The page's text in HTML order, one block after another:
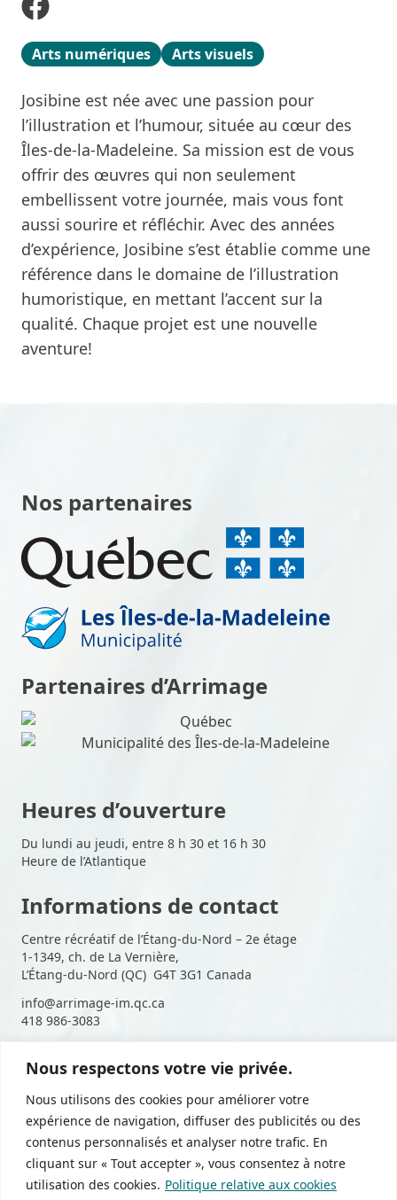
Nous respectons votre vie privée.
Nous utilisons des cookies pour améliorer votre
expérience de navigation, diffuser des publicités ou des
contenus personnalisés et analyser notre trafic. En
cliquant sur « Tout accepter », vous consentez à notre
utilisation des cookies. Politique relative aux cookies
Arts numériques Arts visuels
Josibine est née avec une passion pour
l’illustration et l’humour, située au cœur des
Îles-de-la-Madeleine. Sa mission est de vous
offrir des œuvres qui non seulement
embellissent votre journée, mais vous font
aussi sourire et réfléchir. Avec des années
d’expérience, Josibine s’est établie comme une
référence dans le domaine de l’illustration
humoristique, en mettant l’accent sur la
qualité. Chaque projet est une nouvelle
aventure!
Nos partenaires
Partenaires d’Arrimage
Heures d’ouverture
Du lundi au jeudi, entre 8 h 30 et 16 h 30
Heure de l’Atlantique
Informations de contact
Centre récréatif de l’Étang-du-Nord – 2e étage
1-1349, ch. de La Vernière,
L’Étang-du-Nord (QC) G4T 3G1 Canada
info@arrimage-im.qc.ca
418 986-3083
Suivez-nous sur les médias
sociaux